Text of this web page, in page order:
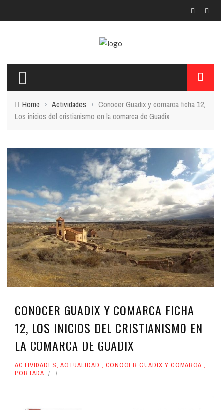
Home › Actividades › Conocer Guadix y comarca ficha 12,
Los inicios del cristianismo en la comarca de Guadix
CONOCER GUADIX Y COMARCA FICHA
12, LOS INICIOS DEL CRISTIANISMO EN
LA COMARCA DE GUADIX
ACTIVIDADES, ACTUALIDAD , CONOCER GUADIX Y COMARCA ,
PORTADA